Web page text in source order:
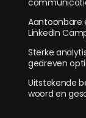
Aantoonbare
LinkedIn
Sterke
gedreven
Uitstekende
woord en